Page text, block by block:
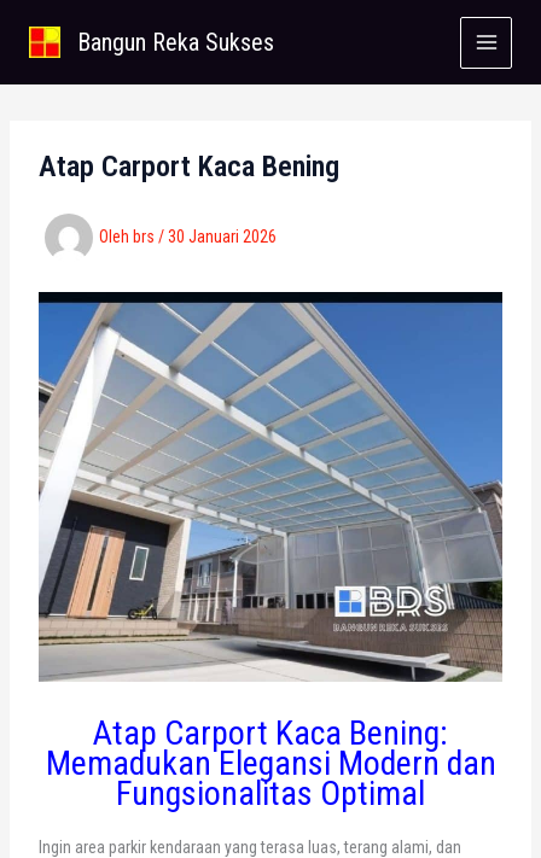
Bangun Reka Sukses
Atap Carport Kaca Bening
Oleh brs /30 Januari 2026
Atap Carport Kaca Bening:
Memadukan Elegansi Modern dan
Fungsionalitas Optimal
Ingin area parkir kendaraan yang terasa luas, terang alami, dan